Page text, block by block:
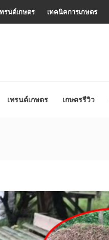
ทรนด์เกษตร เทคนิคการเกษตร
เทรนด์เกษตร เกษตรรีวิว